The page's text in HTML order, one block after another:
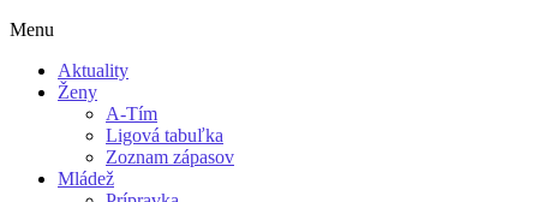
Menu
Aktuality
Ženy
A-Tím
Ligová tabuľka
Zoznam zápasov
Mládež